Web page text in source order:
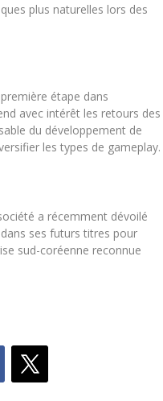
plus naturelles lors des
étape dans
avec intérêt les retours des
du développement de
les types de gameplay.
a récemment dévoilé
ses futurs titres pour
sud-coréenne reconnue